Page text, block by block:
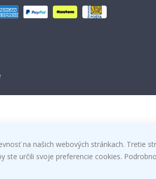
na našich webových stránkach. Tretie
ste určili svoje preferencie cookies.